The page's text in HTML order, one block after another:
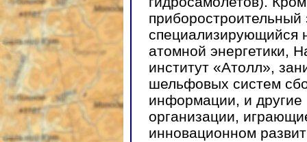
приборостроительный
специализирующийся
атомной энергетики,
институт «Атолл»,
шельфовых систем
информации, и
организации,
инновационном